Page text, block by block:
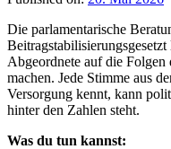
Die parlamentarische
Abgeordnete auf die
machen. Jede Stimme aus
Versorgung kennt, kann
hinter den Zahlen steht.
Was du tun kannst: